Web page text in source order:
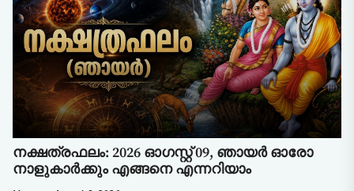
നക്ഷത്രഫലം: 2026 ഓഗസ്റ്റ് 09, ഞായർ ഓരോ
നാളുകാർക്കും എങ്ങനെ എന്നറിയാം